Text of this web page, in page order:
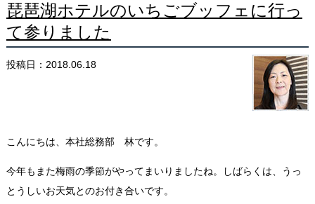
琵琶湖ホテルのいちごブッフェに行っ
て参りました
投稿日：2018.06.18
こんにちは、本社総務部 林です。
今年もまた梅雨の季節がやってまいりましたね。しばらくは、うっ
とうしいお天気とのお付き合いです。